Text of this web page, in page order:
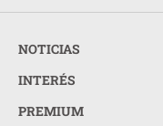
NOTICIAS
INTERÉS
PREMIUM